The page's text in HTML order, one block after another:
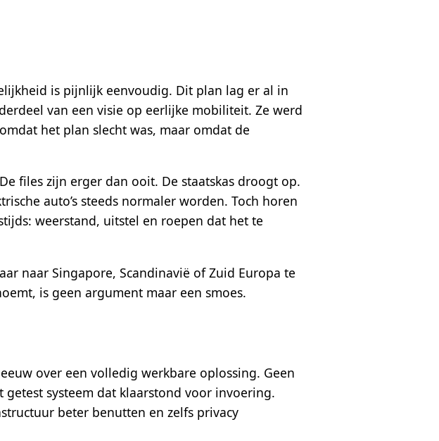
is pijnlijk eenvoudig. Dit plan lag er al in
van een visie op eerlijke mobiliteit. Ze werd
het plan slecht was, maar omdat de
files zijn erger dan ooit. De staatskas droogt op.
auto’s steeds normaler worden. Toch horen
weerstand, uitstel en roepen dat het te
naar Singapore, Scandinavië of Zuid Europa te
is geen argument maar een smoes.
over een volledig werkbare oplossing. Geen
getest systeem dat klaarstond voor invoering.
beter benutten en zelfs privacy